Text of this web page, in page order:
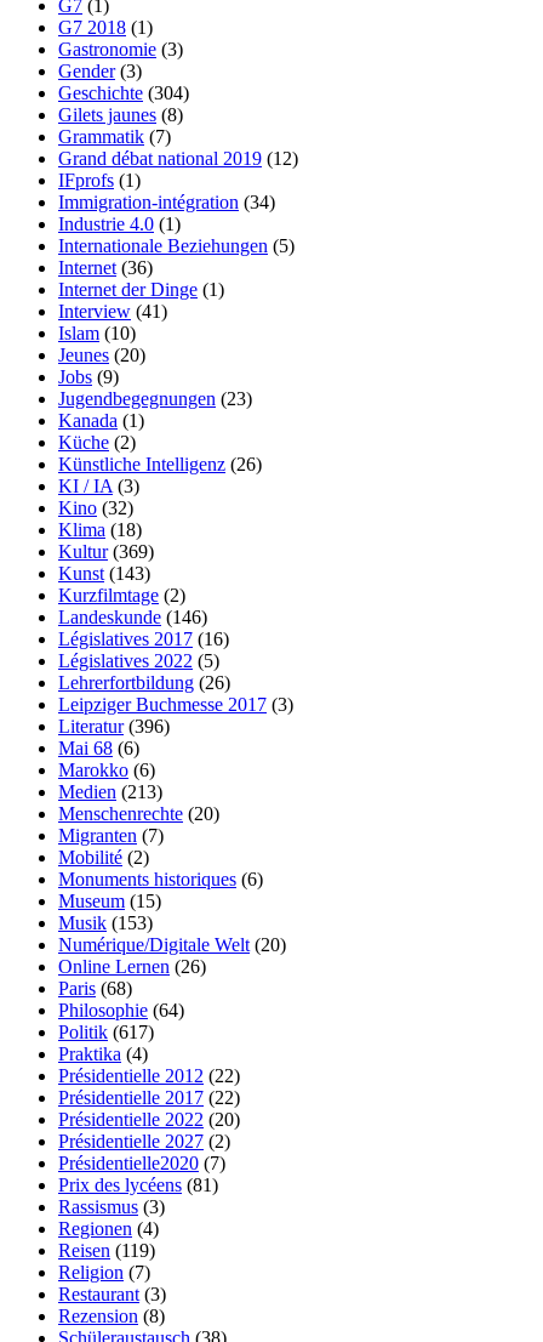
G7 (1)
G7 2018 (1)
Gastronomie (3)
Gender(3)
Geschichte (304)
Gilets jaunes (8)
Grammatik (7)
Grand débat national 2019 (12)
IFprofs (1)
Immigration-intégration (34)
Industrie 4.0 (1)
Internationale Beziehungen (5)
Internet (36)
Internet der Dinge (1)
Interview (41)
Islam (10)
Jeunes (20)
Jobs (9)
Jugendbegegnungen (23)
Kanada (1)
Küche (2)
Künstliche Intelligenz (26)
KI / IA (3)
Kino (32)
Klima (18)
Kultur(369)
Kunst (143)
Kurzfilmtage (2)
Landeskunde (146)
Législatives 2017 (16)
Législatives 2022 (5)
Lehrerfortbildung (26)
Leipziger Buchmesse 2017 (3)
Literatur(396)
Mai 68 (6)
Marokko (6)
Medien (213)
Menschenrechte (20)
Migranten (7)
Mobilité (2)
Monuments historiques (6)
Museum (15)
Musik (153)
Numérique/Digitale Welt (20)
Online Lernen (26)
Paris (68)
Philosophie (64)
Politik (617)
Praktika (4)
Présidentielle 2012 (22)
Présidentielle 2017 (22)
Présidentielle 2022 (20)
Présidentielle 2027 (2)
Présidentielle2020 (7)
Prix des lycéens (81)
Rassismus (3)
Regionen (4)
Reisen (119)
Religion (7)
Restaurant (3)
Rezension (8)